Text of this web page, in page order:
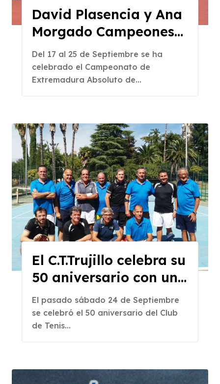
David Plasencia y Ana
Morgado Campeones
de Extremadura
Absoluto en la SHL de
Badajoz
Del 17 al 25 de Septiembre se ha
celebrado el Campeonato de
Extremadura Absoluto de...
El C.T.Trujillo celebra su
50 aniversario con un
encuentro por Equipos
de Veteranos
El pasado sábado 24 de Septiembre
se celebró el 50 aniversario del Club
de Tenis...